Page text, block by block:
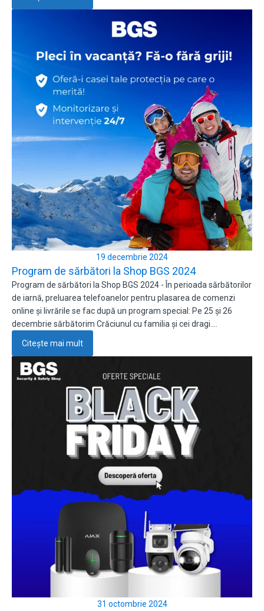
19 decembrie 2024
Program de sărbători la Shop BGS 2024
Program de sărbători la Shop BGS 2024 - În perioada sărbătorilor
de iarnă, preluarea telefoanelor pentru plasarea de comenzi
online și livrările se fac după un program special: Pe 25 și 26
decembrie sărbătorim Crăciunul cu familia și cei dragi.…
Citește mai mult
31 octombrie 2024